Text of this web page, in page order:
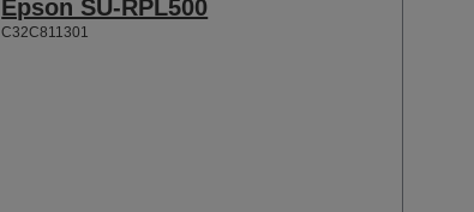
Epson SU-RPL500
C32C811301